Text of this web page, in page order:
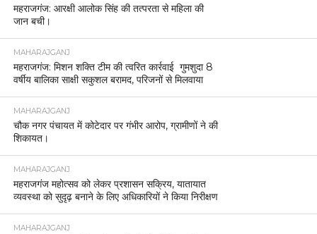
महराजगंज: आरक्षी आलोक सिंह की तत्परता से महिला की
जान बची।
MAHARAJGANJ
महराजगंज: मिशन शक्ति टीम की त्वरित कार्रवाई गुमशुदा 8
वर्षीय बालिका साक्षी सकुशल बरामद, परिजनों से मिलवाया
MAHARAJGANJ
चौक नगर पंचायत में कोटेदार पर गंभीर आरोप, ग्रामीणों ने की
शिकायत।
MAHARAJGANJ
महराजगंज महोत्सव को लेकर प्रशासन सक्रिय, यातायात
व्यवस्था को सुदृढ़ बनाने के लिए अधिकारियों ने किया निरीक्षण
MAHARAJGANJ